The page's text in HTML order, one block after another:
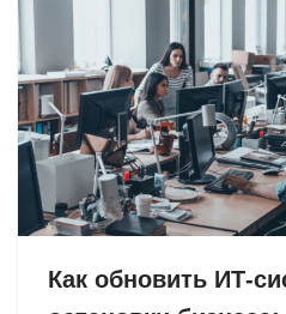
Как обновить ИТ-